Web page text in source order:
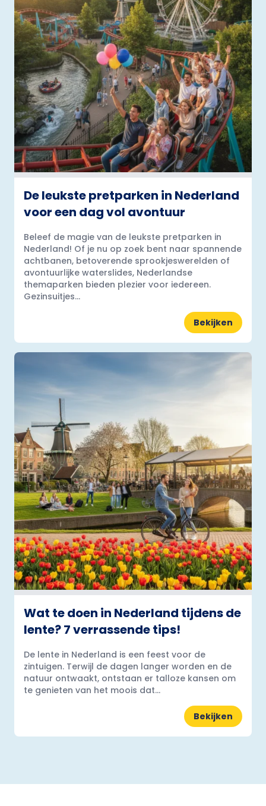
De leukste pretparken in Nederland
voor een dag vol avontuur
Beleef de magie van de leukste pretparken in
Nederland! Of je nu op zoek bent naar spannende
achtbanen, betoverende sprookjeswerelden of
avontuurlijke waterslides, Nederlandse
themaparken bieden plezier voor iedereen.
Gezinsuitjes...
Bekijken
Wat te doen in Nederland tijdens de
lente? 7 verrassende tips!
De lente in Nederland is een feest voor de
zintuigen. Terwijl de dagen langer worden en de
natuur ontwaakt, ontstaan er talloze kansen om
te genieten van het moois dat...
Bekijken